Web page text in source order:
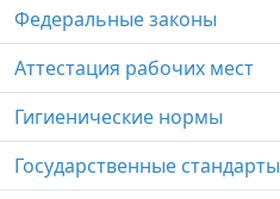
Федеральные законы
Аттестация рабочих мест
Гигиенические нормы
Государственные стандарты